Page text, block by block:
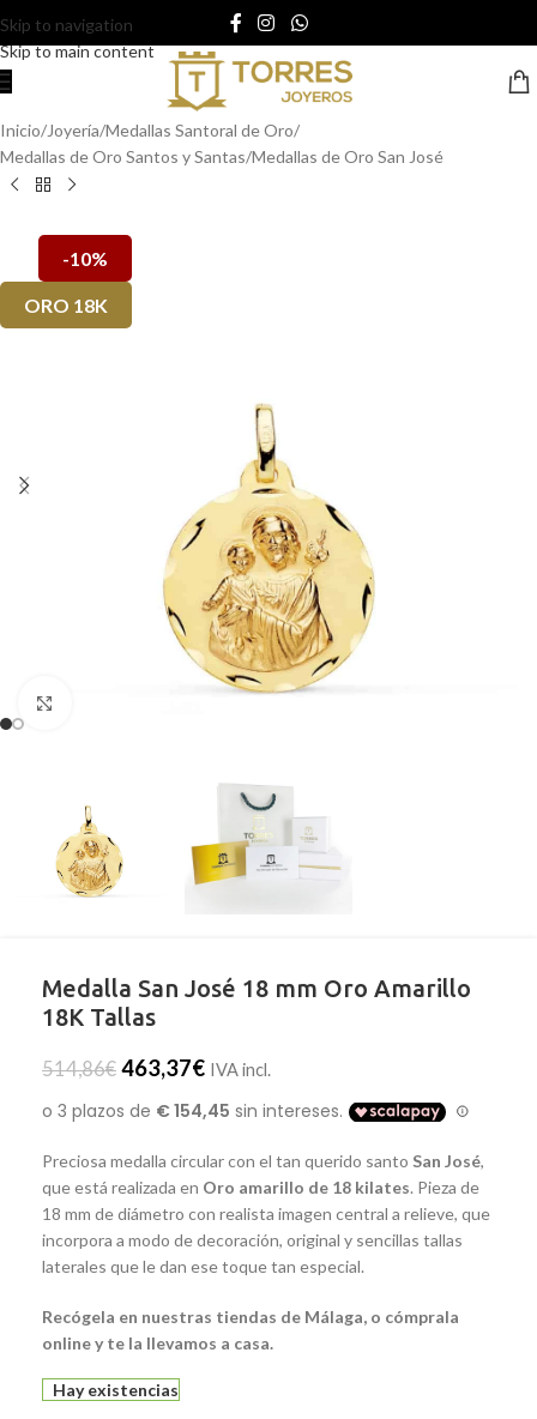
Skip to navigation
Skip to main content
Inicio/Joyería/Medallas Santoral de Oro/
Medallas de Oro Santos y Santas/Medallas de Oro San José
-10%
ORO 18K
Medalla San José 18 mm Oro Amarillo
18K Tallas
514,86€ 463,37€ IVA incl.
Preciosa medalla circular con el tan querido santo San José,
que está realizada en Oro amarillo de 18 kilates. Pieza de
18 mm de diámetro con realista imagen central a relieve, que
incorpora a modo de decoración, original y sencillas tallas
laterales que le dan ese toque tan especial.
Recógela en nuestras tiendas de Málaga, o cómprala
online y te la llevamos a casa.
Hay existencias